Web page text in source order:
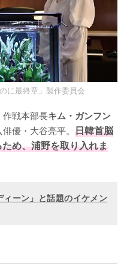
に最終章」製作委員会
戦本部長キム・ガンフン
優・大谷亮平。 日韓首脳
め、浦野を取り入れま
ーン」と話題のイケメン